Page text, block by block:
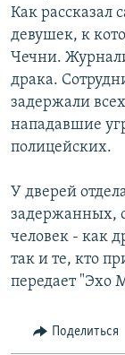
Все сайты
Как рассказал
девушек, к
Чечни.
драка.
задержали
нападавшие
полицейских.
У дверей
задержанных,
человек - как
так и те, кто
передает "Эхо
Поделиться